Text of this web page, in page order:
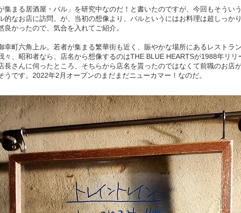
集まる居酒屋・バル」を研究中なのだ！と書いたのですが、今回もそうい
的なお店に訪問。が、当初の想像より、バルというにはお料理は超しっか
良かったので、気合を入れてご紹介。
幸町六角上ル。若者が集まる繁華街も近く、賑やかな場所にあるレストラ
々、昭和者なら、店名から想像するのはTHE BLUE HEARTSが1988年リリ
長さんに伺ったところ、そちらから店名を貰ったのではなくて前職のお店
うです。2022年2月オープンのまだまだニューカマー！なのだ。